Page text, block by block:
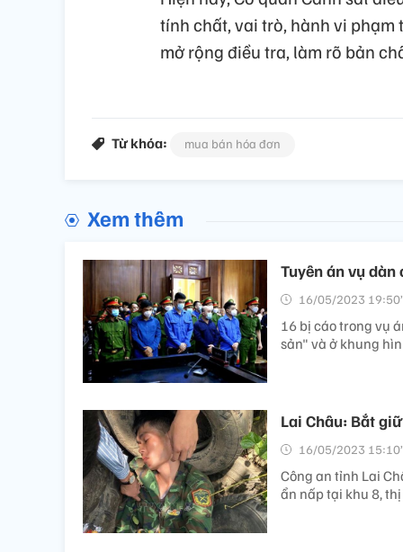
tính chất, vai trò, hành vi
mở rộng điều tra, làm rõ bản
Từ khóa: mua bán hóa đơn
Xem thêm
Tuyên án vụ
16/05/2023 19:50’
16 bị cáo trong vụ
sản" và ở khung
Lai Châu: Bắt
16/05/2023 15:10’
Công an tỉnh Lai
ẩn nấp tại khu 8,